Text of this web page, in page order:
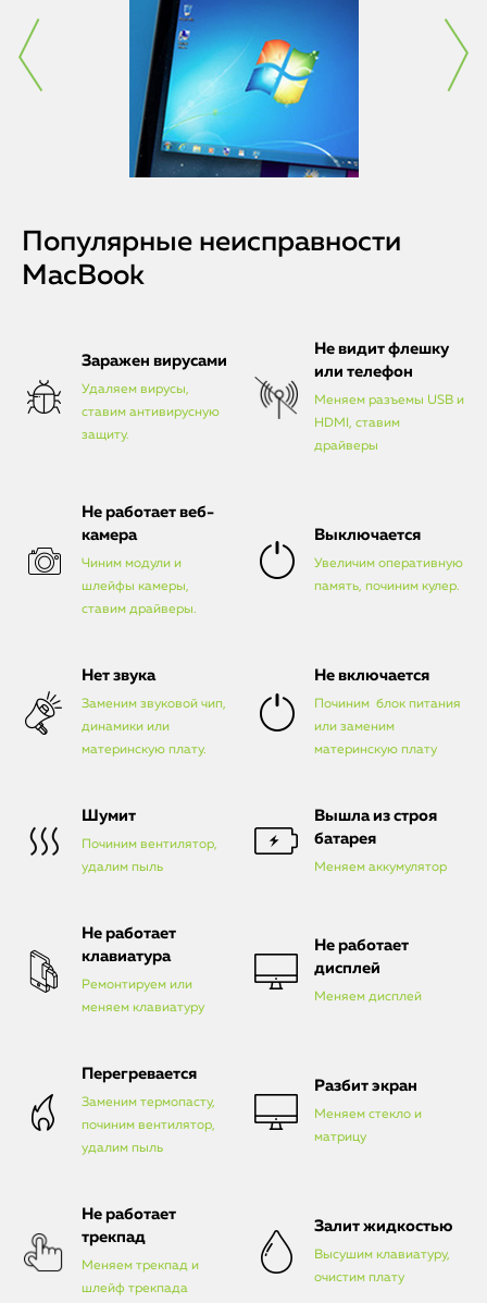
Популярные неисправности
MacBook
Заражен вирусами
Удаляем вирусы,
ставим антивирусную
защиту.
Не видит флешку
или телефон
Меняем разъемы USB и
HDMI, ставим
драйверы
Не работает веб-
камера
Чиним модули и
шлейфы камеры,
ставим драйверы.
Выключается
Увеличим оперативную
память, починим кулер.
Нет звука
Заменим звуковой чип,
динамики или
материнскую плату.
Не включается
Починим блок питания
или заменим
материнскую плату
Шумит
Починим вентилятор,
удалим пыль
Вышла из строя
батарея
Меняем аккумулятор
Не работает
клавиатура
Ремонтируем или
меняем клавиатуру
Не работает
дисплей
Меняем дисплей
Перегревается
Заменим термопасту,
починим вентилятор,
удалим пыль
Разбит экран
Меняем стекло и
матрицу
Не работает
трекпад
Меняем трекпад и
шлейф трекпада
Залит жидкостью
Высушим клавиатуру,
очистим плату